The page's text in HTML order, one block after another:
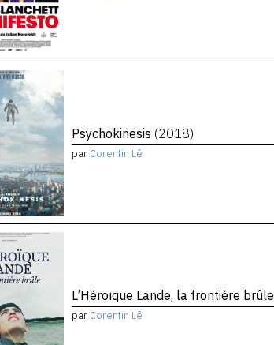
Psychokinesis (2018)
par Corentin Lê
L’Héroïque Lande, la frontière brûle
par Corentin Lê